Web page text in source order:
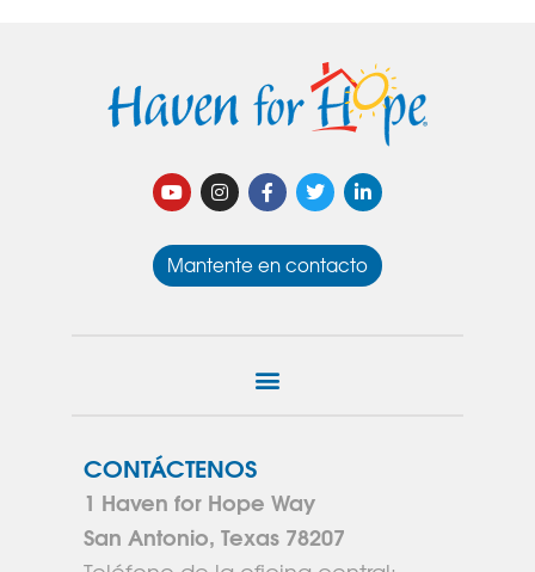
Mantente en contacto
CONTÁCTENOS
1 Haven for Hope Way
San Antonio, Texas 78207